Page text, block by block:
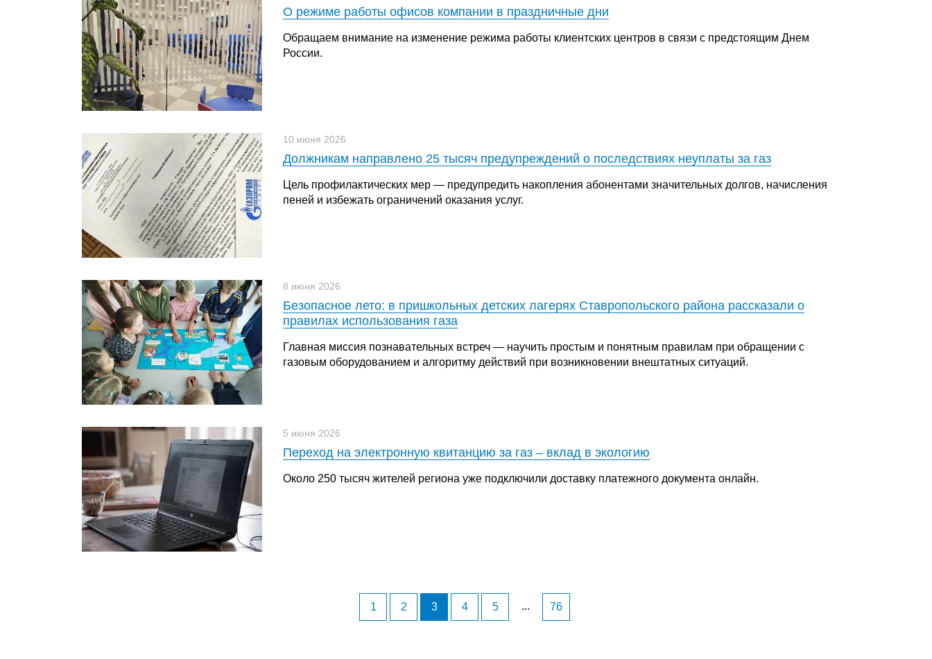
О режиме работы офисов компании в праздничные дни
Обращаем внимание на изменение режима работы клиентских центров в связи с предстоящим Днем
России.
10 июня 2026
Должникам направлено 25 тысяч предупреждений о последствиях неуплаты за газ
Цель профилактических мер — предупредить накопления абонентами значительных долгов, начисления
пеней и избежать ограничений оказания услуг.
8 июня 2026
Безопасное лето: в пришкольных детских лагерях Ставропольского района рассказали о
правилах использования газа
Главная миссия познавательных встреч — научить простым и понятным правилам при обращении с
газовым оборудованием и алгоритму действий при возникновении внештатных ситуаций.
5 июня 2026
Переход на электронную квитанцию за газ – вклад в экологию
Около 250 тысяч жителей региона уже подключили доставку платежного документа онлайн.
1 2 3 4 5 ... 76